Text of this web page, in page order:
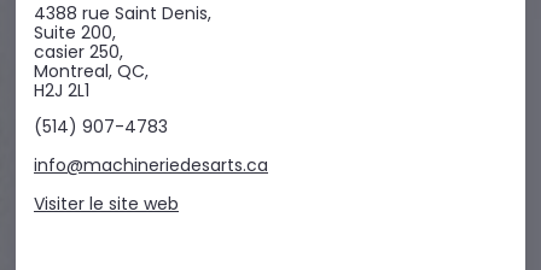
4388 rue Saint Denis,
Suite 200,
casier 250,
Montreal, QC,
H2J 2L1
(514) 907-4783
info@machineriedesarts.ca
Visiter le site web